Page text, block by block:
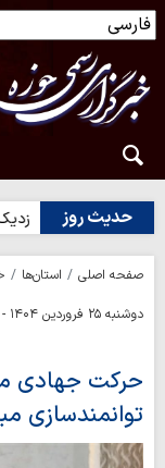
حدیث روز
روز | راه نزدیک شدن
صفحه اصلی استان‌ها
دوشنبه ۲۵ فروردین ۱۴۰۴ - ۱۵:۵۲
حرکت جهادی
توانمندسازی